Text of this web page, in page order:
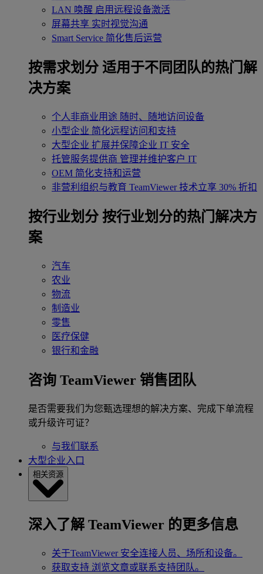
LAN 唤醒 启用远程设备激活
屏幕共享 实时视觉沟通
Smart Service 简化售后运营
按需求划分 适用于不同团队的热门解
决方案
个人非商业用途 随时、随地访问设备
小型企业 简化远程访问和支持
大型企业 扩展并保障企业 IT 安全
托管服务提供商 管理并维护客户 IT
OEM 简化支持和运营
非营利组织与教育 TeamViewer 技术立享 30% 折扣
‌按行业划分 按行业划分的热门解决方
案
汽车
农业
物流
制造业
零售
医疗保健
银行和金融
咨询 TeamViewer 销售团队
是否需要我们为您甄选理想的解决方案、完成下单流程
或升级许可证？
与我们联系
大型企业入口
相关资源
深入了解 TeamViewer 的更多信息
关于TeamViewer 安全连接人员、场所和设备。
获取支持 浏览文章或联系支持团队。